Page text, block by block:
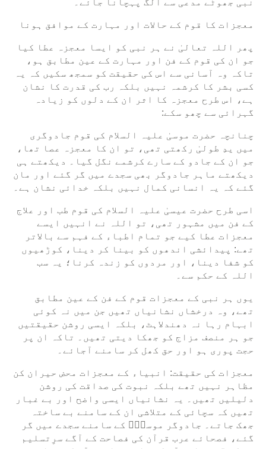
نبی جھوٹے مدعی سے الگ پہچانا جائے۔
معجزات کا قوم کے حالات اور مہارت کے موافق ہونا
پھر اللہ تعالیٰ نے ہر نبی کو ایسا معجزہ عطا کیا
جو ان کی قوم کے فن اور مہارت کے عین مطابق ہو،
تاکہ وہ آسانی سے اس کی حقیقت کو سمجھ سکیں کہ یہ
کسی بشر کا کرشمہ نہیں بلکہ رب کی قدرت کا نشان
ہے، اس طرح معجزہ کا اثر ان کے دلوں کو زیادہ
گہرائی سے چھو سکے:
چنانچہ حضرت موسیٰ علیہ السلام کی قوم جادوگری
میں یدِ طولیٰ رکھتی تھی، تو ان کا معجزہ عصا تھا،
جو ان کے جادو کے سارے کرشمے نگل گیا۔ دیکھتے ہی
دیکھتے ماہر جادوگر بھی سجدے میں گر گئے اور مان
گئے کہ یہ انسانی کمال نہیں بلکہ خدائی نشان ہے۔
اسی طرح حضرت عیسیٰ علیہ السلام کی قوم طب اور علاج
کے فن میں مشہور تھی، تو اللہ نے انہیں ایسے
معجزات عطا کیے جو تمام اطباء کے فہم سے بالاتر
تھے: پیدائشی اندھوں کو بینا کر دینا، کوڑھیوں
کو شفا دینا، اور مردوں کو زندہ کرنا؛ یہ سب
اللہ کے حکم سے۔
یوں ہر نبی کے معجزات قوم کے فن کے عین مطابق
تھے، وہ درخشاں نشانیاں تھیں جن میں نہ کوئی
ابہام رہا نہ دھندلاہٹ، بلکہ ایسی روشن حقیقتیں
جو ہر منصف مزاج کو جھکا دیتی تھیں۔ تاکہ ان پر
حجت پوری ہو اور حق کھل کر سامنے آجائے۔
معجزات کی حقیقت: انبیاء کے معجزات محض حیران کن
مظاہر نہیں تھے بلکہ نبوت کی صداقت کی روشن
دلیلیں تھیں۔ یہ نشانیاں ایسی واضح اور بے غبار
تھیں کہ سچائی کے متلاشی ان کے سامنے بے ساختہ
جھک جاتے۔ جادوگر موسیٰؑ کے سامنے سجدے میں گر
گئے، فصحائے عرب قرآن کی فصاحت کے آگے سرِتسلیم